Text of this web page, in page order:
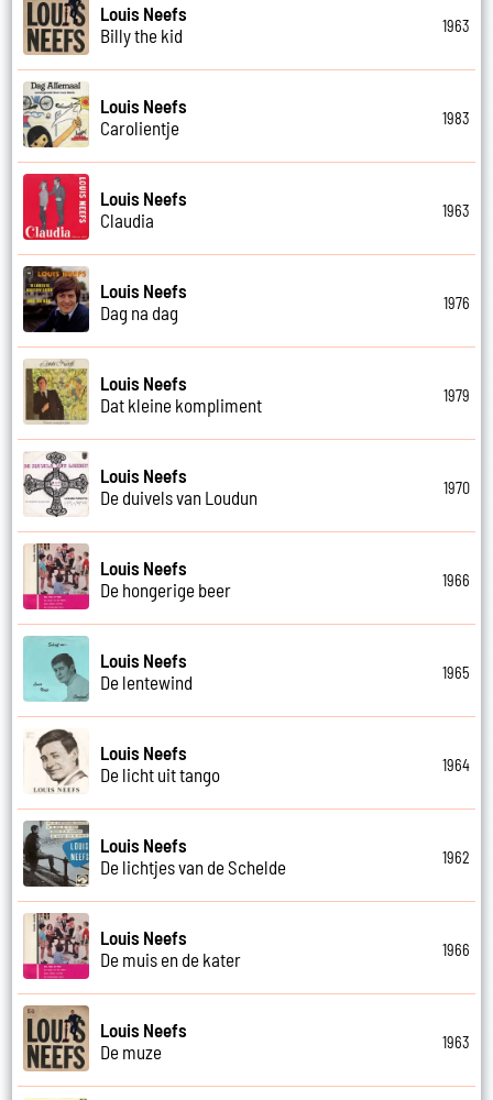
Louis Neefs
Billy the kid
1963
Louis Neefs
Carolientje
1983
Louis Neefs
Claudia
1963
Louis Neefs
Dag na dag
1976
Louis Neefs
Dat kleine kompliment
1979
Louis Neefs
De duivels van Loudun
1970
Louis Neefs
De hongerige beer
1966
Louis Neefs
De lentewind
1965
Louis Neefs
De licht uit tango
1964
Louis Neefs
De lichtjes van de Schelde
1962
Louis Neefs
De muis en de kater
1966
Louis Neefs
De muze
1963